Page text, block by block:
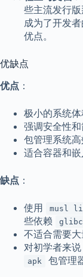
些主流发行
成为了开发
优点。
优缺点
优点 ：
极小的系统体
强调安全性和
包管理系统高
适合容器和嵌
缺点 ：
使用 musl
些依赖
glibc
不适合需要大
对初学者来
apk 包管理